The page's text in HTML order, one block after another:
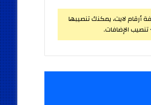
أرقام لايت، يمكنك تنصيبها
الإضافات.